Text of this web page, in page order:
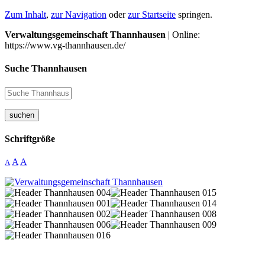
Zum Inhalt, zur Navigation oderzur Startseite springen.
Verwaltungsgemeinschaft Thannhausen | Online:
https://www.vg-thannhausen.de/
Suche Thannhausen
suchen
Schriftgröße
A A A